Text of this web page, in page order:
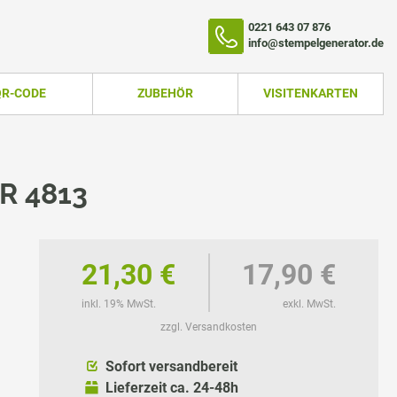
0221 643 07 876
info@stempelgenerator.de
CODE ZUBEHÖR VISITENKARTEN
4813
21,30 €
inkl. 19% MwSt.
17,90 €
exkl. MwSt.
zzgl. Versandkosten
Sofort versandbereit
Lieferzeit ca. 24-48h